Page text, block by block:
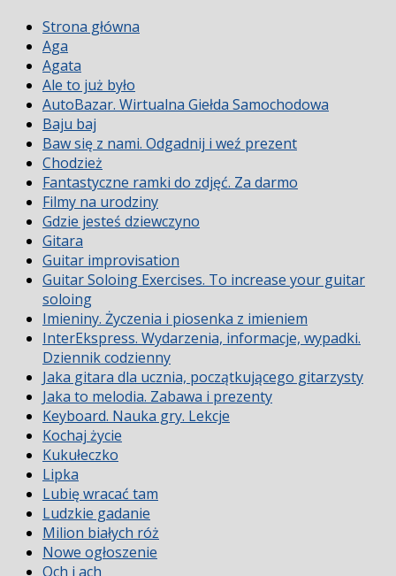
Strona główna
Aga
Agata
Ale to już było
AutoBazar. Wirtualna Giełda Samochodowa
Baju baj
Baw się z nami. Odgadnij i weź prezent
Chodzież
Fantastyczne ramki do zdjęć. Za darmo
Filmy na urodziny
Gdzie jesteś dziewczyno
Gitara
Guitar improvisation
Guitar Soloing Exercises. To increase your guitar
soloing
Imieniny. Życzenia i piosenka z imieniem
InterEkspress. Wydarzenia, informacje, wypadki.
Dziennik codzienny
Jaka gitara dla ucznia, początkującego gitarzysty
Jaka to melodia. Zabawa i prezenty
Keyboard. Nauka gry. Lekcje
Kochaj życie
Kukułeczko
Lipka
Lubię wracać tam
Ludzkie gadanie
Milion białych róż
Nowe ogłoszenie
Och i ach